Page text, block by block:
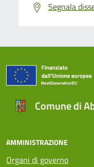
Segnala
Comune di
AMMINISTRAZIONE
Organi di governo